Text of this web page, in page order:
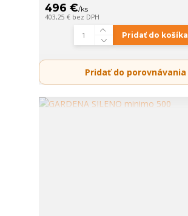
496 €/ks
403,25 € bez DPH
Pridať do košíka
Pridať do porovnávania